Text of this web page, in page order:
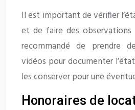
Il est important de vérifier
et de faire des observations
recommandé de prendre
vidéos pour documenter
les conserver pour une
Honoraires de